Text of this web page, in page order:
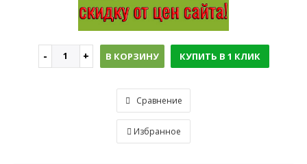
В КОРЗИНУ КУПИТЬ В 1 КЛИК
Сравнение
Избранное